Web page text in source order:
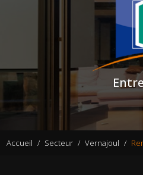
Accueil Secteur Vernajoul